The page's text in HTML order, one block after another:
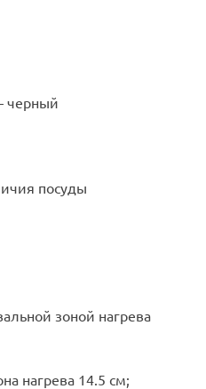
черный
посуды
зоной нагрева
нагрева 14.5 см;